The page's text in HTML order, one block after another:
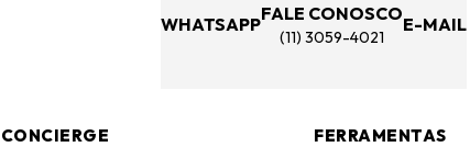
WHATSAPP
FALE CONOSCO
(11) 3059-4021
E-MAIL
CONCIERGE FERRAMENTAS